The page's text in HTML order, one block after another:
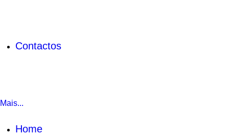
Contactos
Mais...
Home